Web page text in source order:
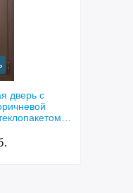
металлофиленкой,
порошковым